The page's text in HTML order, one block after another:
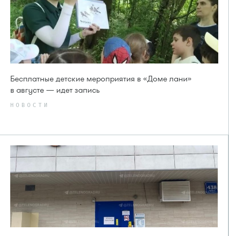
Бесплатные детские мероприятия в «Доме лани»
в августе — идет запись
НОВОСТИ